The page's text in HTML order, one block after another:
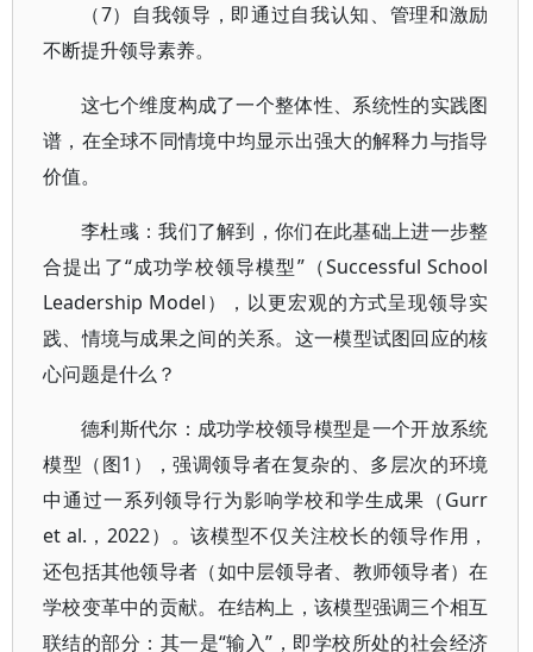
（7）自我领导，即通过自我认知、管理和激励
不断提升领导素养。
这七个维度构成了一个整体性、系统性的实践图
谱，在全球不同情境中均显示出强大的解释力与指导
价值。
李杜彧：我们了解到，你们在此基础上进一步整
合提出了“成功学校领导模型”（Successful School
Leadership Model），以更宏观的方式呈现领导实
践、情境与成果之间的关系。这一模型试图回应的核
心问题是什么？
德利斯代尔：成功学校领导模型是一个开放系统
模型（图1），强调领导者在复杂的、多层次的环境
中通过一系列领导行为影响学校和学生成果（Gurr
et al.，2022）。该模型不仅关注校长的领导作用，
还包括其他领导者（如中层领导者、教师领导者）在
学校变革中的贡献。在结构上，该模型强调三个相互
联结的部分：其一是“输入”，即学校所处的社会经济